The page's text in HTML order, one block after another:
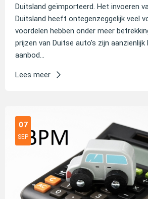
Duitsland geïmporteerd. Het invoeren
Duitsland heeft ontegenzeggelijk veel
voordelen hebben onder meer
prijzen van Duitse auto’s zijn
aanbod...
Lees meer
07
SEP